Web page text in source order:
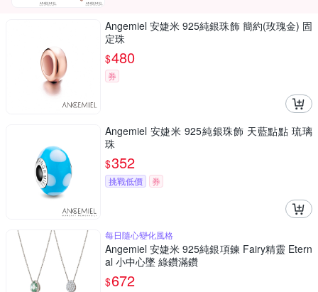
Angemiel 安婕米 925純銀珠飾 簡約(玫瑰金) 固
定珠
$480
券
Angemiel 安婕米 925純銀珠飾 天藍點點 琉璃
珠
$352
挑戰低價 券
每日隨心變化風格
Angemiel 安婕米 925純銀項鍊 Fairy精靈 Etern
al 小中心墜 綠鑽滿鑽
$672